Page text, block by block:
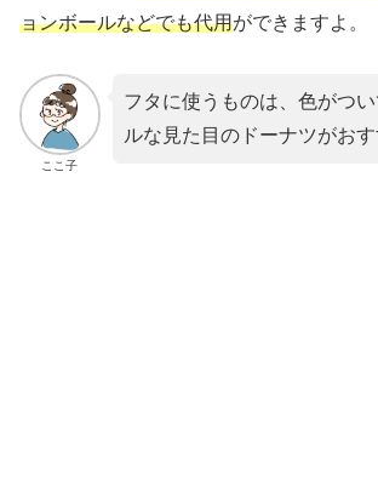
ョンボールなどでも代用ができますよ。
ここ子
フタに使うものは、色がつ
ルな見た目のドーナツがおす